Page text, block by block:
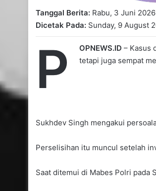
Tanggal Berita: Rabu, 3 Juni 2026
Dicetak Pada: Sunday, 9 August
P OPNEWS.ID – Kasus
tetapi juga sempat
Sukhdev Singh mengakui
Perselisihan itu muncul setelah
Saat ditemui di Mabes Polri pada